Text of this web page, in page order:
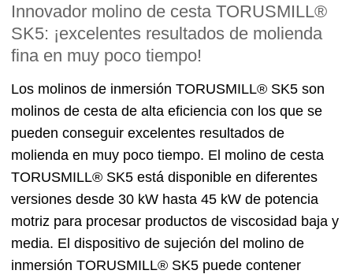
Innovador molino de cesta TORUSMILL®
SK5: ¡excelentes resultados de molienda
fina en muy poco tiempo!
Los molinos de inmersión TORUSMILL® SK5 son
molinos de cesta de alta eficiencia con los que se
pueden conseguir excelentes resultados de
molienda en muy poco tiempo. El molino de cesta
TORUSMILL® SK5 está disponible en diferentes
versiones desde 30 kW hasta 45 kW de potencia
motriz para procesar productos de viscosidad baja y
media. El dispositivo de sujeción del molino de
inmersión TORUSMILL® SK5 puede contener